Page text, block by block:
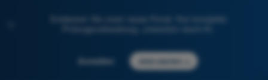
Entdecken Sie unser neues Portal: Ihre komplette
Prüfungsvorbereitung, unterstützt durch KI.
Anmelden Jetzt starten